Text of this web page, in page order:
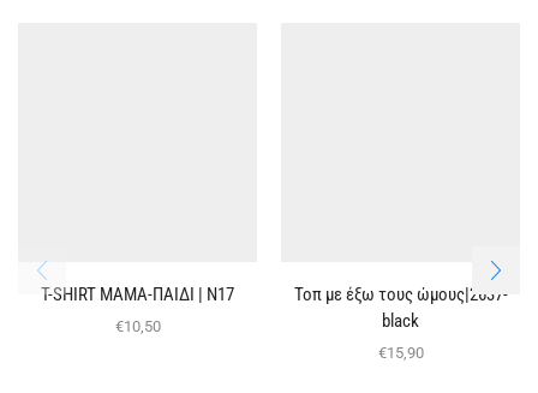
T-SHIRT ΜΑΜΑ-ΠΑΙΔΙ | Ν17
€10,50
Τοπ με έξω τους ώμους|2637-
black
€15,90